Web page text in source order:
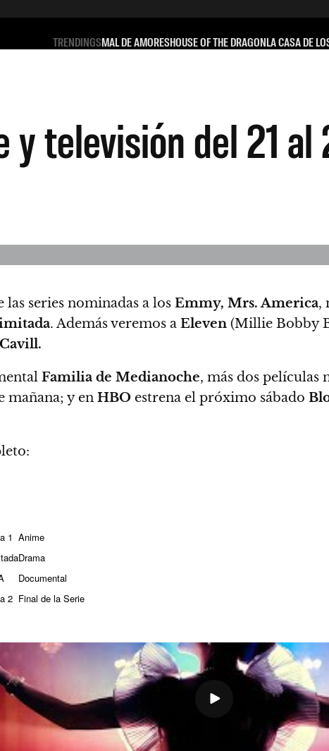
TRENDINGSMAL DE AMORESHOUSE OF THE DRAGONLA CASA DE
y televisión del 21
las series nominadas a los Emmy, Mrs. America,
. Además veremos a Eleven (Millie Bobby
Familia de Medianoche, más dos películas
mañana; y en HBO estrena el próximo sábado
1 Anime
Drama
Documental
2 Final de la Serie